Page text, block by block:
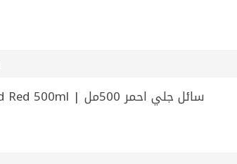
Dishwashing Liquid Red 500ml | سائل جلي احمر 500مل